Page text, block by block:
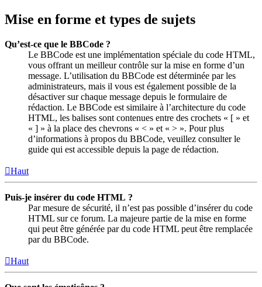
Mise en forme et types de sujets
Qu’est-ce que le BBCode ?
Le BBCode est une implémentation spéciale du code HTML,
vous offrant un meilleur contrôle sur la mise en forme d’un
message. L’utilisation du BBCode est déterminée par les
administrateurs, mais il vous est également possible de la
désactiver sur chaque message depuis le formulaire de
rédaction. Le BBCode est similaire à l’architecture du code
HTML, les balises sont contenues entre des crochets « [ » et
« ] » à la place des chevrons « < » et « > ». Pour plus
d’informations à propos du BBCode, veuillez consulter le
guide qui est accessible depuis la page de rédaction.
Haut
Puis-je insérer du code HTML ?
Par mesure de sécurité, il n’est pas possible d’insérer du code
HTML sur ce forum. La majeure partie de la mise en forme
qui peut être générée par du code HTML peut être remplacée
par du BBCode.
Haut